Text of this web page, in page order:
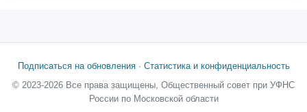
Подписаться на обновления· Статистика и конфиденциальность
© 2023-2026 Все права защищены, Общественный совет при УФНС
России по Московской области